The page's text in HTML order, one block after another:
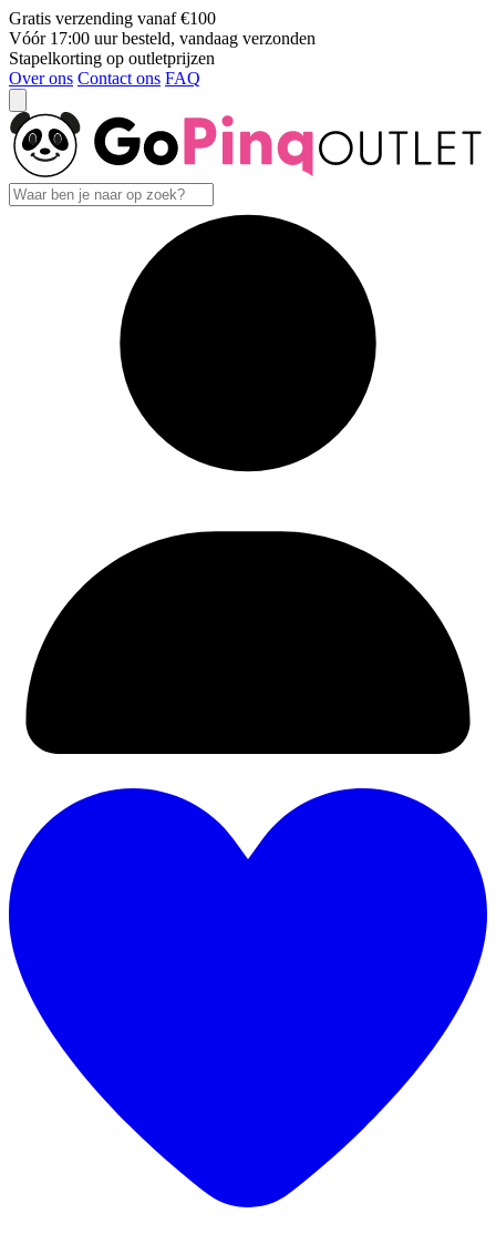
Gratis verzending vanaf €100
Vóór 17:00 uur besteld, vandaag verzonden
Stapelkorting op outletprijzen
Over ons Contact ons FAQ